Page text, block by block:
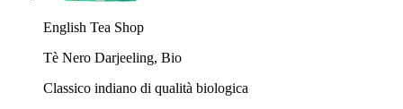
English Tea Shop
Tè Nero Darjeeling, Bio
Classico indiano di qualità biologica